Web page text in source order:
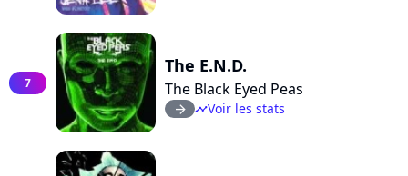
7
The E.N.D.
The Black Eyed Peas
arrow_right timelineVoir les stats